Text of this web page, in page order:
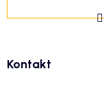
Kontakt